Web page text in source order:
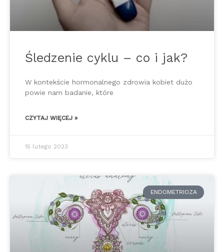
Śledzenie cyklu – co i jak?
W kontekście hormonalnego zdrowia kobiet dużo
powie nam badanie, które
CZYTAJ WIĘCEJ »
15 lutego 2023
ENDOMETRIOZA